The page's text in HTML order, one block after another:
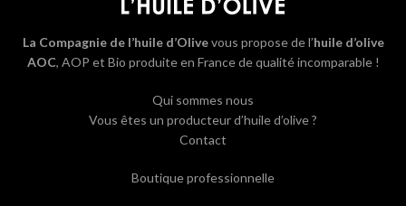
La Compagnie de l’huile d’Olivevous propose de l’huile d’olive
AOC, AOP et Bio produite en France de qualité incomparable !
Qui sommes nous
Vous êtes un producteur d’huile d’olive ?
Contact
Boutique professionnelle